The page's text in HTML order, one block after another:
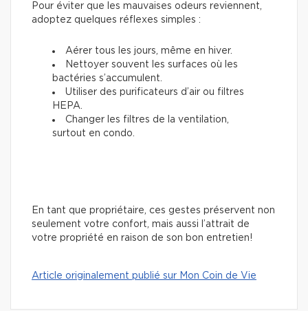
Pour éviter que les mauvaises odeurs reviennent,
adoptez quelques réflexes simples :
Aérer tous les jours, même en hiver.
Nettoyer souvent les surfaces où les
bactéries s’accumulent.
Utiliser des purificateurs d’air ou filtres
HEPA.
Changer les filtres de la ventilation,
surtout en condo.
En tant que propriétaire, ces gestes préservent non
seulement votre confort, mais aussi l’attrait de
votre propriété en raison de son bon entretien!
Article originalement publié sur Mon Coin de Vie